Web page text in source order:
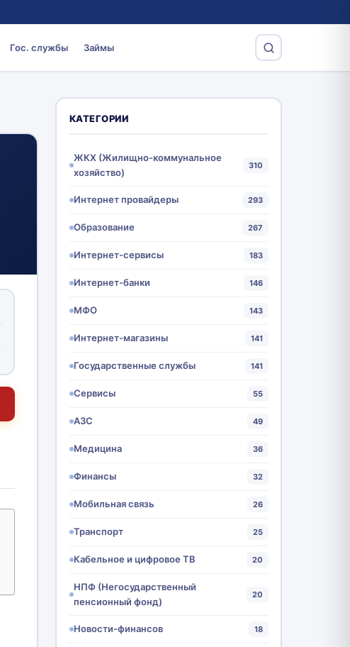
Гос. службы Займы
КАТЕГОРИИ
ЖКХ (Жилищно-коммунальное
хозяйство)
310
Интернет провайдеры 293
Образование 267
Интернет-сервисы 183
Интернет-банки 146
МФО 143
Интернет-магазины 141
Государственные службы 141
Сервисы 55
АЗС 49
Медицина 36
Финансы 32
Мобильная связь 26
Транспорт 25
Кабельное и цифровое ТВ 20
НПФ (Негосударственный
пенсионный фонд)
20
Новости-финансов 18